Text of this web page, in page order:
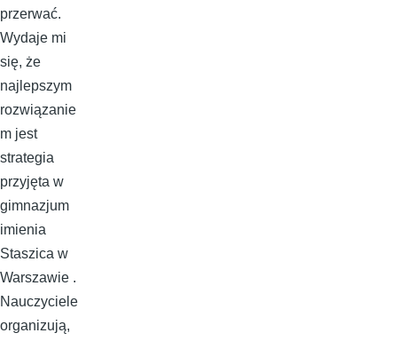
przerwać.
Wydaje mi
się, że
najlepszym
rozwiązanie
m jest
strategia
przyjęta w
gimnazjum
imienia
Staszica w
Warszawie .
Nauczyciele
organizują,